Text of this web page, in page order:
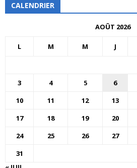
CALENDRIER
AOÛT 2026
L M M J
3
4 5 6
10
11 12 13
17
18 19 20
24
25 26 27
31